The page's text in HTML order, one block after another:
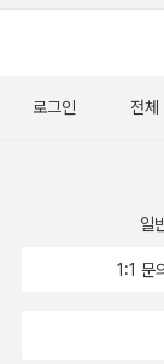
런지 더욱 마음에
어들어서 살인보
시리즈도 한여름
작'이라고 한다. 무
섭 글.사진 / 살림
척이나 반가운 책
치 베스트 컬렉션
을 차근차근 일러
행복’ ‘자기극복
사실 좀 지루한 면
은 아니니 재밌게
‘에도쿠’로 재탄
원하는 대로 색을
로그인 전체
일
1:1 문